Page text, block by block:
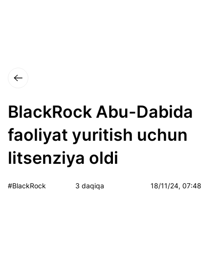
BlackRock Abu-Dabida
faoliyat yuritish uchun
litsenziya oldi
#BlackRock 3 daqiqa 18/11/24, 07:48